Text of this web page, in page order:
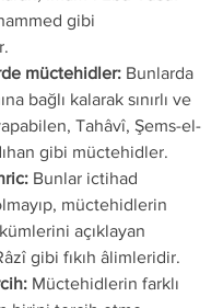
gibi
müctehidler:
Bunlarda
bağlı kalarak sınırlı ve
Tahâvî, Şems-el-
gibi müctehidler.
Bunlar ictihad
müctehidlerin
açıklayan
gibi fıkıh âlimleridir.
Müctehidlerin farklı